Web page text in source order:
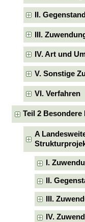
II.
III.
IV. Art und
V. Sonstige
VI. Verfahren
Teil 2 Besondere
A
I.
II.
III.
IV.